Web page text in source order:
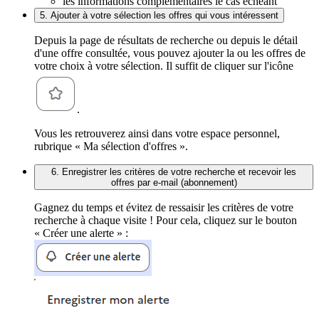
5. Ajouter à votre sélection les offres qui vous intéressent
Depuis la page de résultats de recherche ou depuis le détail
d'une offre consultée, vous pouvez ajouter la ou les offres de
votre choix à votre sélection. Il suffit de cliquer sur l'icône
.
Vous les retrouverez ainsi dans votre espace personnel,
rubrique « Ma sélection d'offres ».
6. Enregistrer les critères de votre recherche et recevoir les
offres par e-mail (abonnement)
Gagnez du temps et évitez de ressaisir les critères de votre
recherche à chaque visite ! Pour cela, cliquez sur le bouton
« Créer une alerte » :